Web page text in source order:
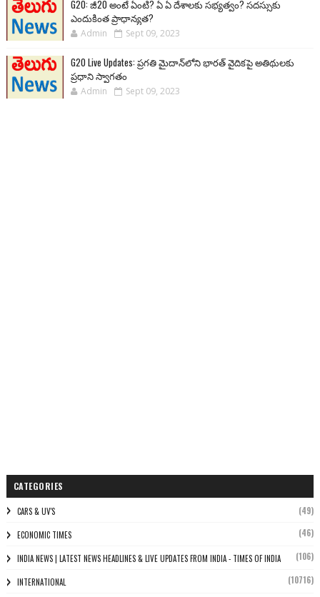
G20: జీ20 అంటే ఏంటి? ఏ ఏ దేశాలకు సభ్యత్వం? సదస్సుకు
ఎందుకింత ప్రాధాన్యత?
Admin Sept 09, 2023
G20 Live Updates: ప్రగతి మైదాన్‌లోని భారత్ వైదికపై అతిథులకు
ప్రధాని స్వాగతం
Admin Sept 09, 2023
CATEGORIES
CARS & UV'S (49)
ECONOMIC TIMES (46)
INDIA NEWS | LATEST NEWS HEADLINES & LIVE UPDATES FROM INDIA - TIMES OF INDIA (106)
INTERNATIONAL (10716)